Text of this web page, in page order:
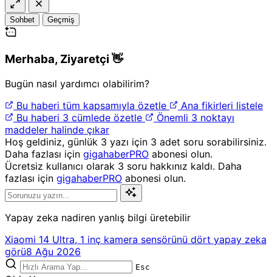
Sohbet Geçmiş
Merhaba, Ziyaretçi 👋
Bugün nasıl yardımcı olabilirim?
Bu haberi tüm kapsamıyla özetle
Ana fikirleri listele
Bu haberi 3 cümlede özetle
Önemli 3 noktayı
maddeler halinde çıkar
Hoş geldiniz, günlük 3 yazı için 3 adet soru sorabilirsiniz.
Daha fazlası için gigahaberPRO abonesi olun.
Ücretsiz kullanıcı olarak 3 soru hakkınız kaldı. Daha
fazlası için gigahaberPRO abonesi olun.
Yapay zeka nadiren yanlış bilgi üretebilir
Xiaomi 14 Ultra, 1 inç kamera sensörünü dört yapay zeka
görü8 Ağu 2026
Esc